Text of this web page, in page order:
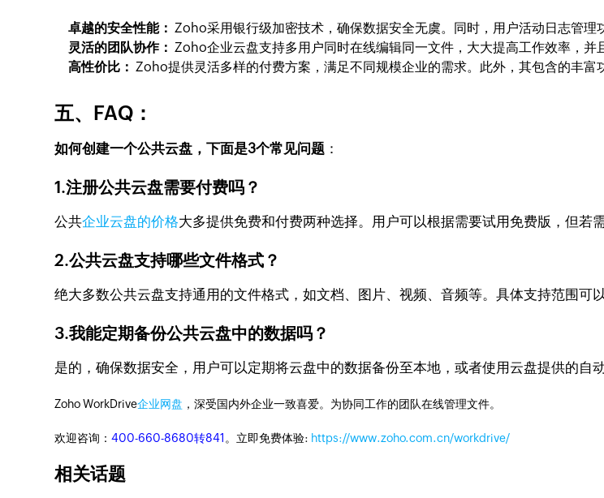
卓越的安全性能： Zoho采用银行级加密技术，确保数据安全无虞。同时，用户活动日志管理
灵活的团队协作：Zoho企业云盘支持多用户同时在线编辑同一文件，大大提高工作效率，并
高性价比：Zoho提供灵活多样的付费方案，满足不同规模企业的需求。此外，其包含的丰富
五、FAQ：
如何创建一个公共云盘，下面是3个常见问题 ：
1.注册公共云盘需要付费吗？
公共企业云盘的价格大多提供免费和付费两种选择。用户可以根据需要试用免费版，但若
2.公共云盘支持哪些文件格式？
绝大多数公共云盘支持通用的文件格式，如文档、图片、视频、音频等。具体支持范围可
3.我能定期备份公共云盘中的数据吗？
是的，确保数据安全，用户可以定期将云盘中的数据备份至本地，或者使用云盘提供的自动
Zoho WorkDrive企业网盘 ，深受国内外企业一致喜爱。为协同工作的团队在线管理文件。
欢迎咨询：400-660-8680转841 。立即免费体验: https://www.zoho.com.cn/workdrive/
相关话题